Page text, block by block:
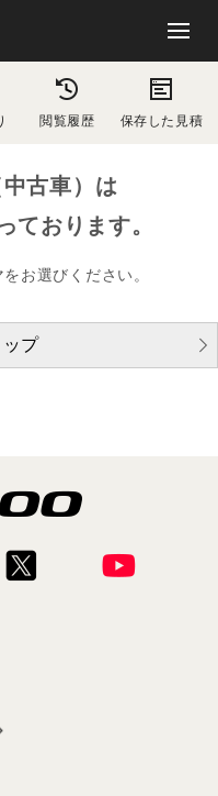
閲覧履歴 保存した見積
古車）は
ております。
お選びください。
プ